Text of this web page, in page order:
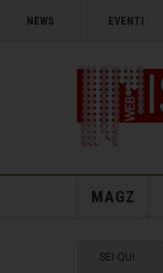
NEWS EVENTI
MAGZ
SEI QUI: